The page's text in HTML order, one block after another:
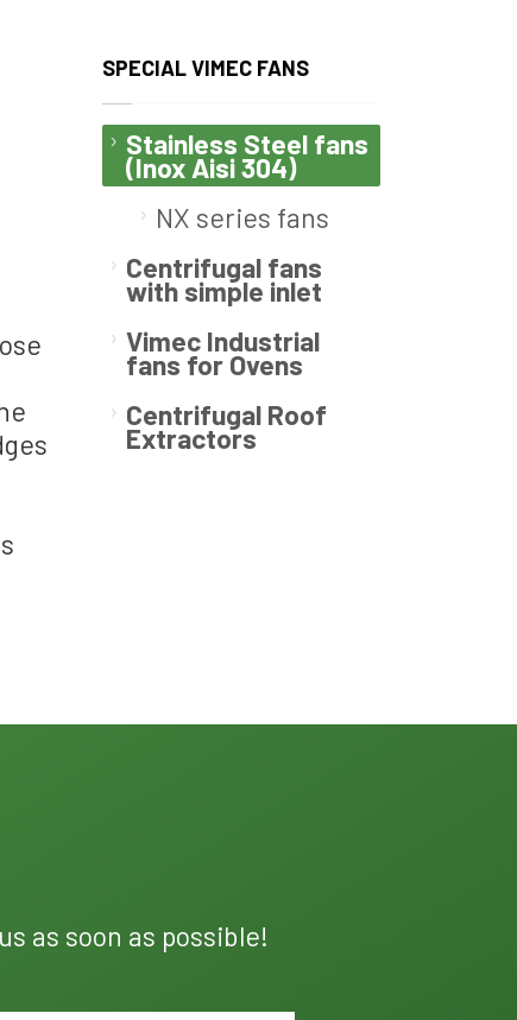
SPECIAL VIMEC FANS
Stainless Steel fans
(Inox Aisi 304)
NX series fans
Centrifugal fans
with simple inlet
Vimec Industrial
fans for Ovens
Centrifugal Roof
Extractors
as soon as possible!